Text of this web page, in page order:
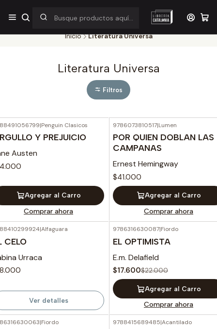
¡Por pocos días! Despacho a $1.000 en RM por compras sobre
$38.000
Inicio Literatura Universa
Literatura Universa
Filtros
|Penguin Clasicos
Y PREJUICIO
Austen
Agregar al Carro
Comprar ahora
9786073810517|Lumen
POR QUIEN DOBLAN LAS
CAMPANAS
Ernest Hemingway
$41.000
Agregar al Carro
Comprar ahora
Agotado |Alfaguara
CELO
Urraca
Ver detalles
-20%OFF
9786316630087|Fiordo
EL OPTIMISTA
E.m. Delafield
$17.600$22.000
Agregar al Carro
Comprar ahora
OFF |Fiordo 9788415689485|Acantilado